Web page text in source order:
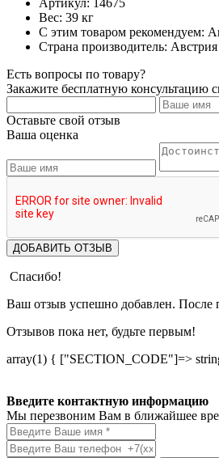
Вес: 39 кг
С этим товаром рекомендуем:
Страна производитель: Австрия
Есть вопросы по товару?
Закажите бесплатную консультацию
Оставьте свой отзыв
Ваша оценка
ДОБАВИТЬ ОТЗЫВ
Спасибо!
Ваш отзыв успешно добавлен. После
Отзывов пока нет, будьте первым!
array(1) { ["SECTION_CODE"]=>
Введите контактную информацию
Мы перезвоним Вам в ближайшее